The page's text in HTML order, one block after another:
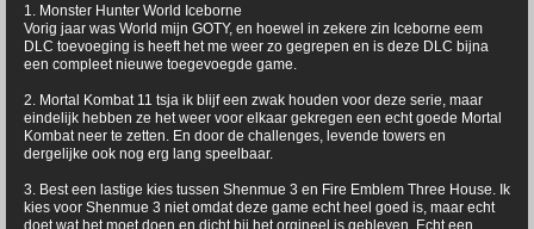
1. Monster Hunter World Iceborne
Vorig jaar was World mijn GOTY, en hoewel in zekere zin Iceborne eem
DLC toevoeging is heeft het me weer zo gegrepen en is deze DLC bijna
een compleet nieuwe toegevoegde game.
2. Mortal Kombat 11 tsja ik blijf een zwak houden voor deze serie, maar
eindelijk hebben ze het weer voor elkaar gekregen een echt goede Mortal
Kombat neer te zetten. En door de challenges, levende towers en
dergelijke ook nog erg lang speelbaar.
3. Best een lastige kies tussen Shenmue 3 en Fire Emblem Three House. Ik
kies voor Shenmue 3 niet omdat deze game echt heel goed is, maar echt
doet wat het moet doen en dicht bjj het orgineel is gebleven. Echt een